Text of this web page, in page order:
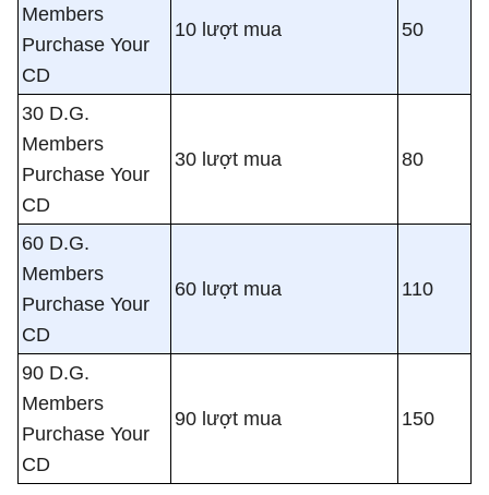
Members
Purchase Your
CD
10 lượt mua 50
30 D.G.
Members
Purchase Your
CD
30 lượt mua 80
60 D.G.
Members
Purchase Your
CD
60 lượt mua 110
90 D.G.
Members
Purchase Your
CD
90 lượt mua 150